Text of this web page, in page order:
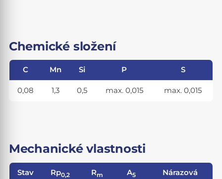
Chemické složení
C Mn Si P S
0,08 1,3 0,5 max. 0,015 max. 0,015
Mechanické vlastnosti
Stav Rp0,2 Rm A5
Nárazová